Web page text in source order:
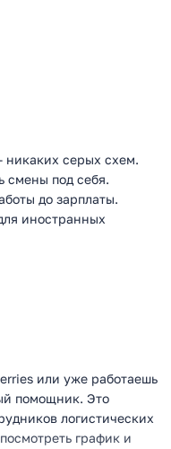
никаких серых схем.
смены под себя.
до зарплаты.
иностранных
или уже работаешь
помощник. Это
логистических
график и